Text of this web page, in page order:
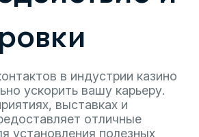
в индустрии казино
ускорить вашу карьеру.
выставках и
отличные
установления полезных